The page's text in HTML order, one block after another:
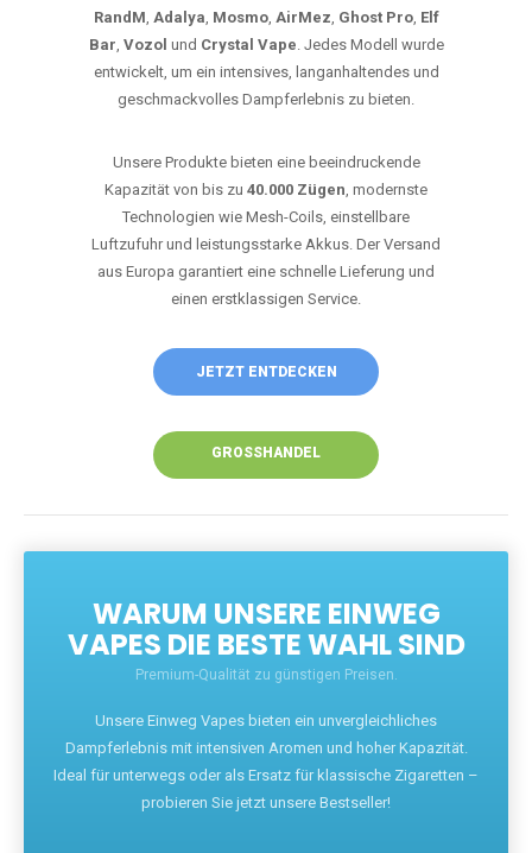
RandM, Adalya, Mosmo, AirMez, Ghost Pro, Elf
Bar, Vozol und Crystal Vape. Jedes Modell wurde
entwickelt, um ein intensives, langanhaltendes und
geschmackvolles Dampferlebnis zu bieten.
Unsere Produkte bieten eine beeindruckende
Kapazität von bis zu 40.000 Zügen, modernste
Technologien wie Mesh-Coils, einstellbare
Luftzufuhr und leistungsstarke Akkus. Der Versand
aus Europa garantiert eine schnelle Lieferung und
einen erstklassigen Service.
JETZT ENTDECKEN
GROSSHANDEL
WARUM UNSERE EINWEG
VAPES DIE BESTE WAHL SIND
Premium-Qualität zu günstigen Preisen.
Unsere Einweg Vapes bieten ein unvergleichliches
Dampferlebnis mit intensiven Aromen und hoher Kapazität.
Ideal für unterwegs oder als Ersatz für klassische Zigaretten –
probieren Sie jetzt unsere Bestseller!